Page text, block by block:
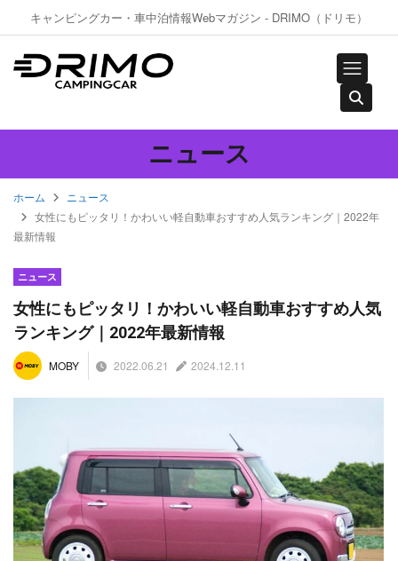
キャンピングカー・車中泊情報Webマガジン - DRIMO（ドリモ）
ニュース
ホーム
ニュース
女性にもピッタリ！かわいい軽自動車おすすめ人気ランキング｜2022年
最新情報
ニュース
女性にもピッタリ！かわいい軽自動車おすすめ人気
ランキング｜2022年最新情報
MOBY 2022.06.21 2024.12.11